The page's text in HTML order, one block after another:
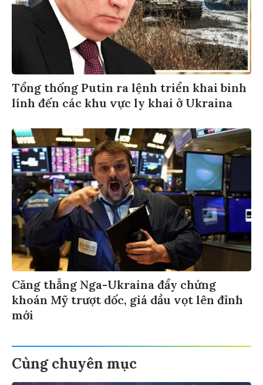
Tổng thống Putin ra lệnh triển khai binh
lính đến các khu vực ly khai ở Ukraina
Căng thẳng Nga-Ukraina đẩy chứng
khoán Mỹ trượt dốc, giá dầu vọt lên đỉnh
mới
Cùng chuyên mục